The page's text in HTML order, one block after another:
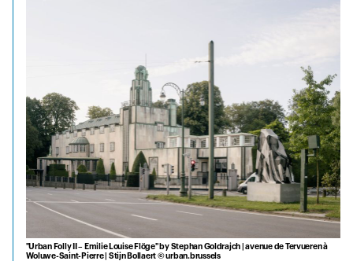
"Urban Folly II – Emilie Louise Flöge" by Stephan Goldrajch | avenue de Tervueren à
Woluwe-Saint-Pierre | Stijn Bollaert © urban.brussels